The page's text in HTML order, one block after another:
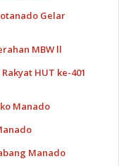
Gelar
MBW ll
HUT ke-401
Manado
Manado